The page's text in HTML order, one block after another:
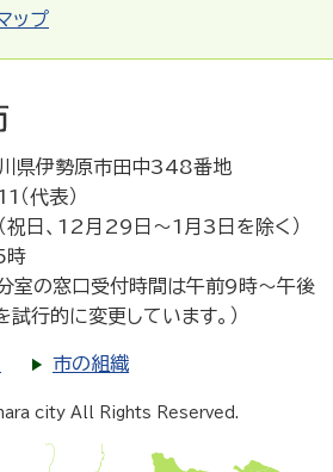
ップ
伊勢原市田中348番地
代表）
祝日、12月29日～1月3日を除く）
時
分室の窓口受付時間は午前9時～午後
行的に変更しています。）
市の組織
city All Rights Reserved.